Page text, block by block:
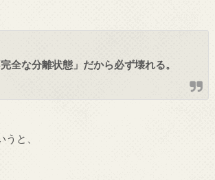
全な分離状態」だから必ず壊れる。
と、